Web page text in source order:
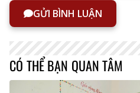
GỬI BÌNH LUẬN
CÓ THỂ BẠN QUAN TÂM